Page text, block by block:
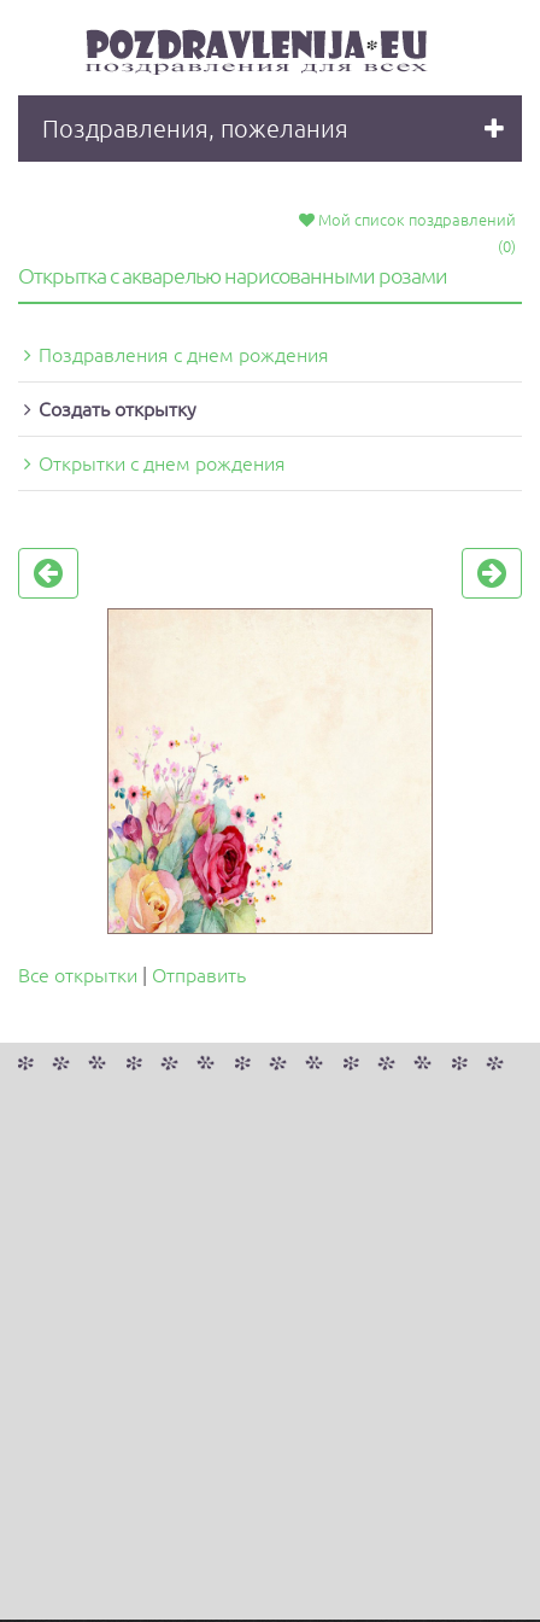
Поздравления, пожелания
Мой список поздравлений
(0)
Открытка с акварелью нарисованными розами
Поздравления с днeм рождения
Создать открытку
Открытки с днем рождения
Все открытки | Отправить